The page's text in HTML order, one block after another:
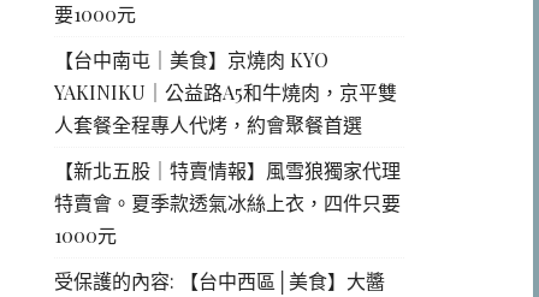
要1000元
【台中南屯｜美食】京燒肉 KYO
YAKINIKU｜公益路A5和牛燒肉，京平雙
人套餐全程專人代烤，約會聚餐首選
【新北五股｜特賣情報】風雪狼獨家代理
特賣會。夏季款透氣冰絲上衣，四件只要
1000元
受保護的內容: 【台中西區│美食】大醬